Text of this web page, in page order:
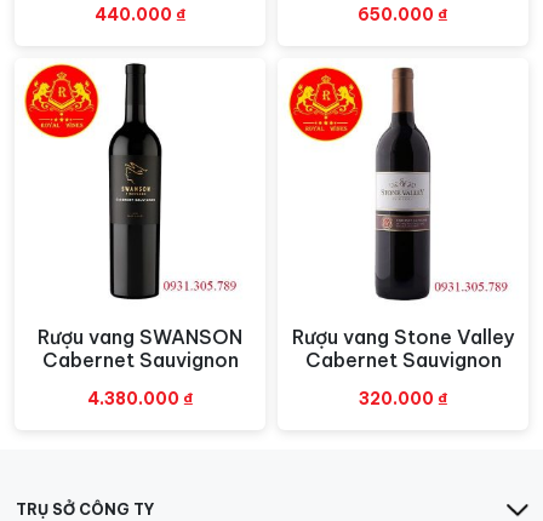
440.000 ₫ 650.000 ₫
Xem nhanh
Rượu vang SWANSON
Cabernet Sauvignon
4.380.000 ₫
Xem nhanh
Rượu vang Stone Valley
Cabernet Sauvignon
320.000 ₫
TRỤ SỞ CÔNG TY